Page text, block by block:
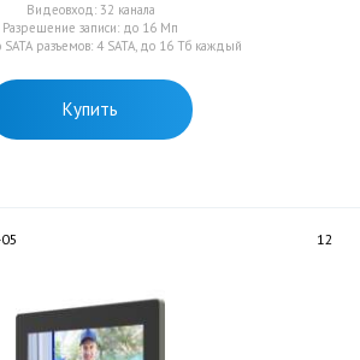
Видеовход: 32 канала
Разрешение записи: до 16 Мп
SATA разъемов: 4 SATA, до 16 Тб каждый
Купить
12